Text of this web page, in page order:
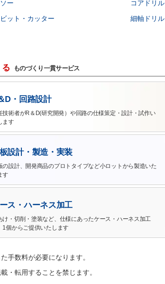
ー
コアドリル
ット・カッター
細軸ドリル
る ものづくり一貫サービス
D・回路設計
技術者がR＆D(研究開発）や回路の仕様策定・設計・試作い
ます
設計・製造・実装
の設計、開発商品のプロトタイプなど小ロットから製造いた
す
ス・ハーネス加工
け・切削・塗装など、仕様にあったケース・ハーネス加工
1個からご提供いたします
手数料が必要になります。
・転用することを禁じます。